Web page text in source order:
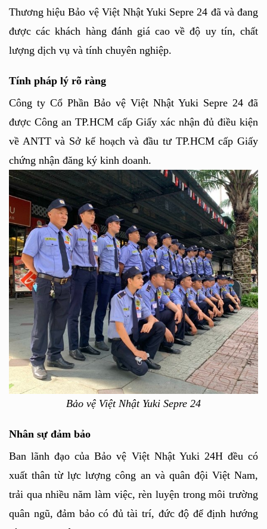
Thương hiệu Bảo vệ Việt Nhật Yuki Sepre 24 đã và đang
được các khách hàng đánh giá cao về độ uy tín, chất
lượng dịch vụ và tính chuyên nghiệp.
Tính pháp lý rõ ràng
Công ty Cổ Phần Bảo vệ Việt Nhật Yuki Sepre 24 đã
được Công an TP.HCM cấp Giấy xác nhận đủ điều kiện
về ANTT và Sở kế hoạch và đầu tư TP.HCM cấp Giấy
chứng nhận đăng ký kinh doanh.
Bảo vệ Việt Nhật Yuki Sepre 24
Nhân sự đảm bảo
Ban lãnh đạo của Bảo vệ Việt Nhật Yuki 24H đều có
xuất thân từ lực lượng công an và quân đội Việt Nam,
trải qua nhiều năm làm việc, rèn luyện trong môi trường
quân ngũ, đảm bảo có đủ tài trí, đức độ để định hướng